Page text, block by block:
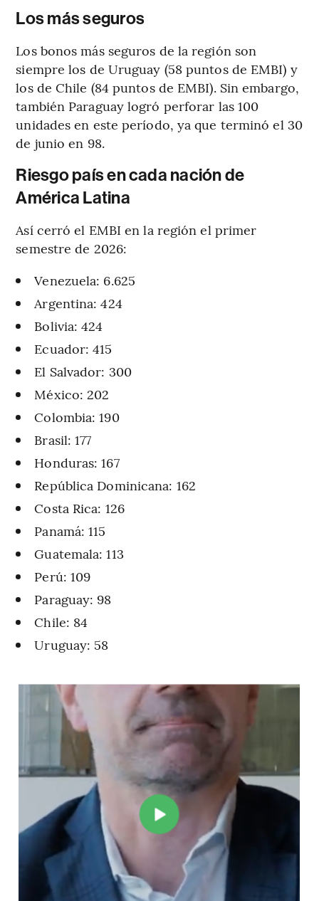
Los más seguros
Los bonos más seguros de la región son
siempre los de Uruguay (58 puntos de EMBI) y
los de Chile (84 puntos de EMBI). Sin embargo,
también Paraguay logró perforar las 100
unidades en este período, ya que terminó el 30
de junio en 98.
Riesgo país en cada nación de
América Latina
Así cerró el EMBI en la región el primer
semestre de 2026:
Venezuela: 6.625
Argentina: 424
Bolivia: 424
Ecuador: 415
El Salvador: 300
México: 202
Colombia: 190
Brasil: 177
Honduras: 167
República Dominicana: 162
Costa Rica: 126
Panamá: 115
Guatemala: 113
Perú: 109
Paraguay: 98
Chile: 84
Uruguay: 58